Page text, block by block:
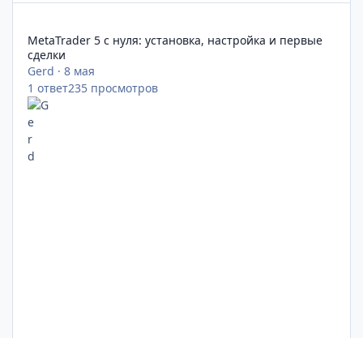
MetaTrader 5 с нуля: установка, настройка и первые
сделки
Gerd ·8 мая
1 ответ235 просмотров